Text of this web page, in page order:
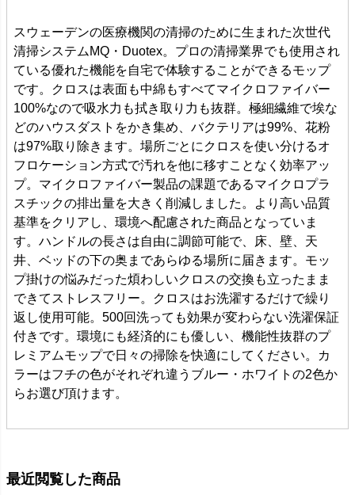
スウェーデンの医療機関の清掃のために生まれた次世代
清掃システムMQ・Duotex。プロの清掃業界でも使用され
ている優れた機能を自宅で体験することができるモップ
です。クロスは表面も中綿もすべてマイクロファイバー
100%なので吸水力も拭き取り力も抜群。極細繊維で埃な
どのハウスダストをかき集め、バクテリアは99%、花粉
は97%取り除きます。場所ごとにクロスを使い分けるオ
フロケーション方式で汚れを他に移すことなく効率アッ
プ。マイクロファイバー製品の課題であるマイクロプラ
スチックの排出量を大きく削減しました。より高い品質
基準をクリアし、環境へ配慮された商品となっていま
す。ハンドルの長さは自由に調節可能で、床、壁、天
井、ベッドの下の奥まであらゆる場所に届きます。モッ
プ掛けの悩みだった煩わしいクロスの交換も立ったまま
できてストレスフリー。クロスはお洗濯するだけで繰り
返し使用可能。500回洗っても効果が変わらない洗濯保証
付きです。環境にも経済的にも優しい、機能性抜群のプ
レミアムモップで日々の掃除を快適にしてください。カ
ラーはフチの色がそれぞれ違うブルー・ホワイトの2色か
らお選び頂けます。
最近閲覧した商品